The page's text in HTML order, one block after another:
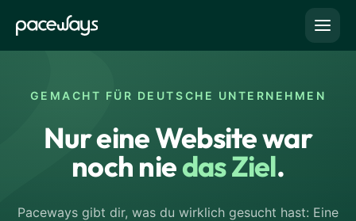
GEMACHT FÜR DEUTSCHE UNTERNEHMEN
Nur eine Website war
noch niedas Ziel.
Paceways gibt dir, was du wirklich gesucht hast: Eine